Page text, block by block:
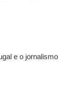
e o jornalismo